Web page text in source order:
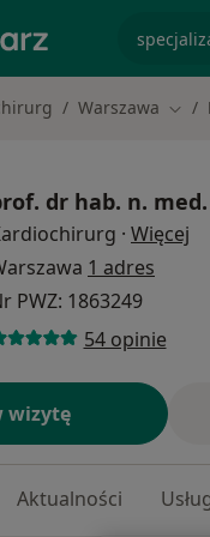
Warszawa
dr hab. n. med.
· Więcej
1 adres
PWZ: 1863249
54 opinie
wizytę
Aktualności